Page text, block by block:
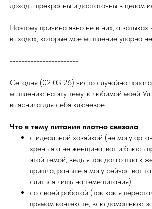
доходы прекрасны и достаточны в целом
Поэтому причина явно не в них, а затыках
выходах, которые мое мышление упорно
-----------------------
Сегодня (02.03.26) чисто случайно
мышлению на эту тему, к любимой моей
выяснила для себя ключевое
Что я тему питания плотно связала
с идеальной хозяйкой (не могу
хрень я а не женщина, вот и бьюсь
этой темой, ведь я так долго шла к
пришла, раньше я могу сейчас вот
слиться лишь на теме питания)
со своей работой (так как я
прямом контексте, всю домашнюю